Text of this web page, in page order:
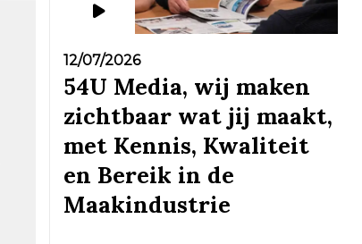
12/07/2026
54U Media, wij maken
zichtbaar wat jij maakt,
met Kennis, Kwaliteit
en Bereik in de
Maakindustrie